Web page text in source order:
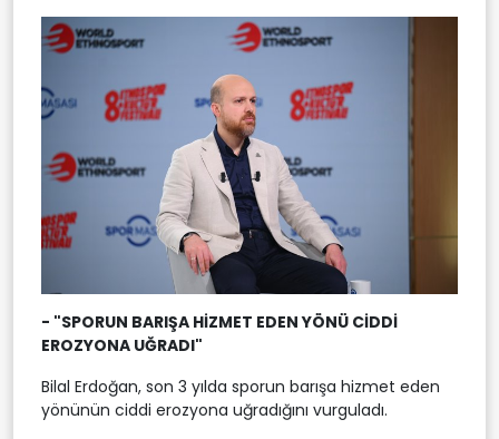
- "SPORUN BARIŞA HİZMET EDEN YÖNÜ CİDDİ
EROZYONA UĞRADI"
Bilal Erdoğan, son 3 yılda sporun barışa hizmet eden
yönünün ciddi erozyona uğradığını vurguladı.